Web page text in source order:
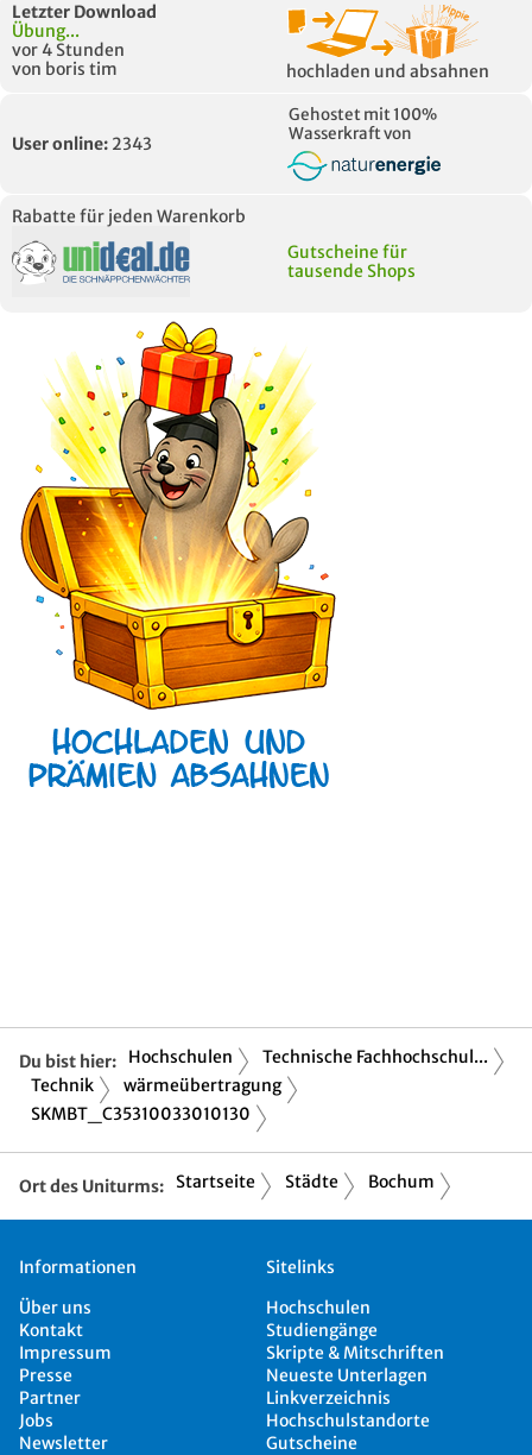
Letzter Download
Übung...
vor 4 Stunden
von boris tim
hochladen und absahnen
User online: 2343
Gehostet mit 100%
Wasserkraft von
Rabatte für jeden Warenkorb
Gutscheine für
tausende Shops
Du bist hier: Hochschulen
Technische Fachhochschul...
Technik
wärmeübertragung
SKMBT_C35310033010130
Ort des Uniturms: Startseite Städte Bochum
Informationen
Über uns
Kontakt
Impressum
Presse
Partner
Jobs
Newsletter
Sitelinks
Hochschulen
Studiengänge
Skripte & Mitschriften
Neueste Unterlagen
Linkverzeichnis
Hochschulstandorte
Gutscheine